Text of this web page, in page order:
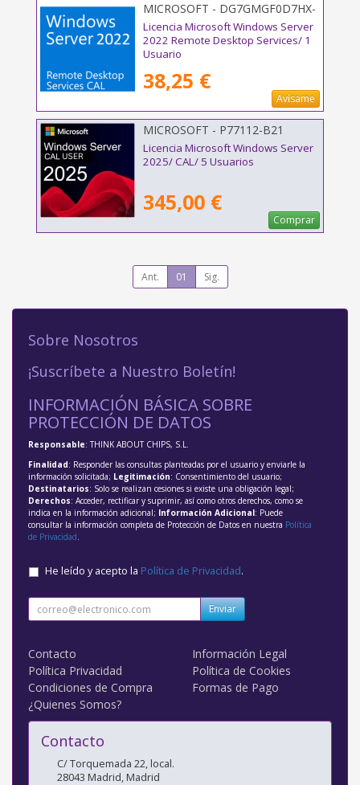
MICROSOFT - DG7GMGF0D7HX-
0009
Licencia Microsoft Windows Server
2022 Remote Desktop Services/ 1
Usuario
38,25 €
Avísame
MICROSOFT - P77112-B21
Licencia Microsoft Windows Server
2025/ CAL/ 5 Usuarios
345,00 €
Comprar
Ant. 01 Sig.
Sobre Nosotros
¡Suscríbete a Nuestro Boletín!
INFORMACIÓN BÁSICA SOBRE
PROTECCIÓN DE DATOS
Responsable: THINK ABOUT CHIPS, S.L.
Finalidad: Responder las consultas planteadas por el usuario y enviarle la
información solicitada; Legitimación: Consentimiento del usuario;
Destinatarios: Solo se realizan cesiones si existe una obligación legal;
Derechos: Acceder, rectificar y suprimir, así como otros derechos, como se
indica en la información adicional; Información Adicional: Puede
consultar la información completa de Protección de Datos en nuestra Política
de Privacidad.
He leído y acepto la Política de Privacidad.
Enviar
Contacto
Información Legal
Política Privacidad
Política de Cookies
Condiciones de Compra
Formas de Pago
¿Quienes Somos?
Contacto
C/ Torquemada 22, local.
28043 Madrid,Madrid